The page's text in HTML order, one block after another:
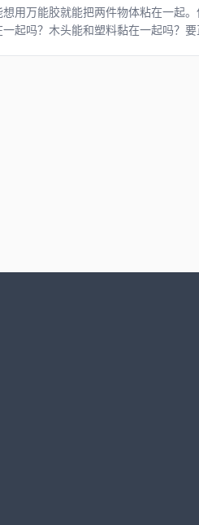
用万能胶就能把两件物体粘在一起
起吗？木头能和塑料黏在一起吗？